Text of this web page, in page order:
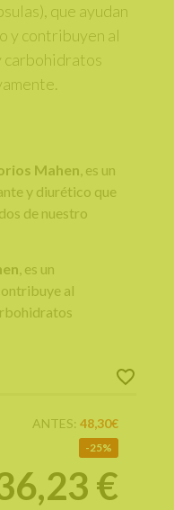
que ayudan
y contribuyen al
carbohidratos
Mahen , es un
y diurético que
de nuestro
, es un
al
ANTES: 48,30€
25%
€